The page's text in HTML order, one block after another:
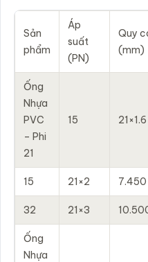
Sản
phẩm
Áp
suất
(PN)
Quy
(mm)
Ống
Nhựa
PVC
– Phi
21
15 21×1.6
15 21×2 7.450
32 21×3
Ống
Nhựa